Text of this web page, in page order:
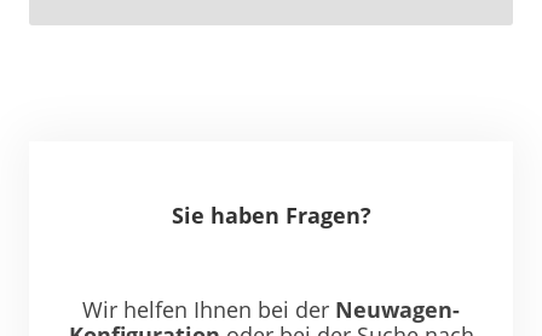
Sie haben Fragen?
Wir helfen Ihnen bei der Neuwagen-